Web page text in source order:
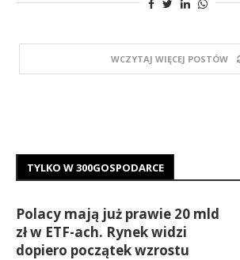
WCZYTAJ WIĘCEJ POSTÓW
TYLKO W 300GOSPODARCE
Polacy mają już prawie 20 mld
zł w ETF-ach. Rynek widzi
dopiero początek wzrostu